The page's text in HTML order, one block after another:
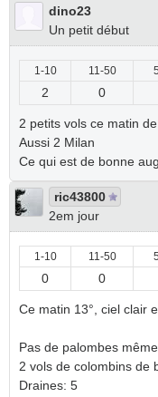
dino23
Un petit début
1-10 11-50
2 0
2 petits vols ce matin
Aussi 2 Milan
Ce qui est de bonne
ric43800
2em jour
1-10 11-50
0 0
Ce matin 13°, ciel clair
Pas de palombes
2 vols de colombins de
Draines: 5